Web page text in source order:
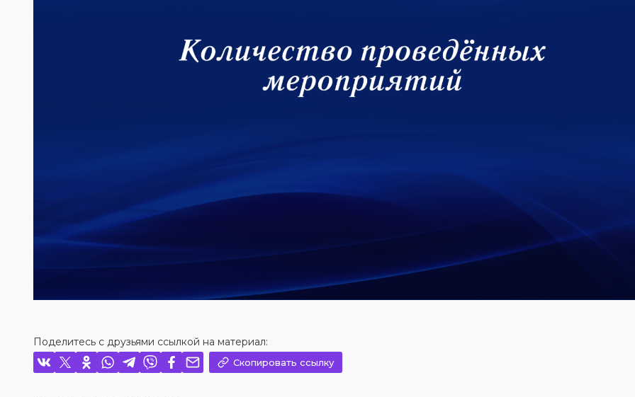
Поделитесь с друзьями ссылкой на материал:
Скопировать ссылку